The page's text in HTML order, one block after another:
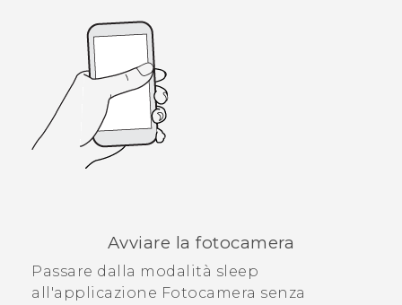
Avviare la fotocamera
Passare dalla modalità sleep
all'applicazione Fotocamera senza